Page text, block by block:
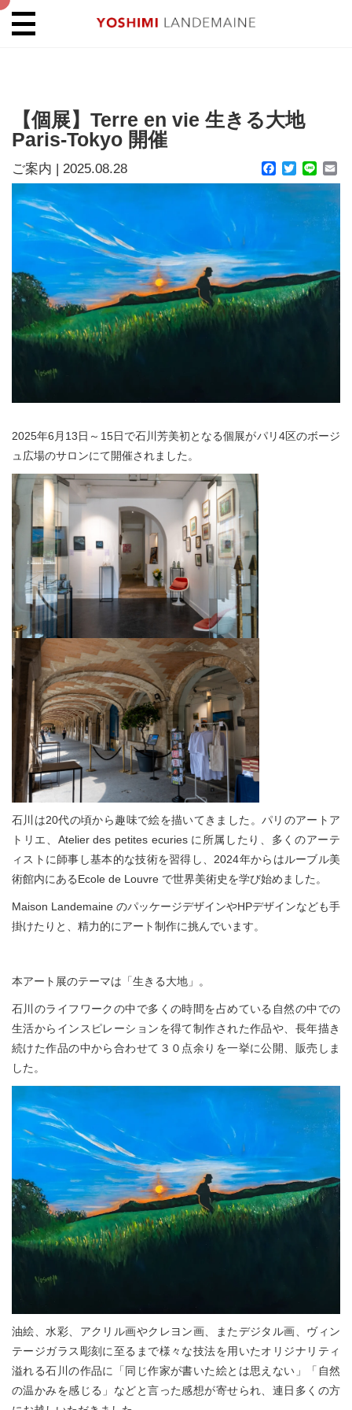
【個展】Terre en vie 生きる大地
Paris-Tokyo 開催
ご案内 | 2025.08.28 Facebook
Twitter
Line
2025年6月13日～15日で石川芳美初となる個展がパリ4区のボージ
ュ広場のサロンにて開催されました。
石川は20代の頃から趣味で絵を描いてきました。パリのアートア
トリエ、Atelier des petites ecuries に所属したり、多くのアーテ
ィストに師事し基本的な技術を習得し、2024年からはルーブル美
術館内にあるEcole de Louvre で世界美術史を学び始めました。
Maison Landemaine のパッケージデザインやHPデザインなども手
掛けたりと、精力的にアート制作に挑んでいます。
本アート展のテーマは「生きる大地」。
石川のライフワークの中で多くの時間を占めている自然の中での
生活からインスピレーションを得て制作された作品や、長年描き
続けた作品の中から合わせて３０点余りを一挙に公開、販売しま
した。
油絵、水彩、アクリル画やクレヨン画、またデジタル画、ヴィン
テージガラス彫刻に至るまで様々な技法を用いたオリジナリティ
溢れる石川の作品に「同じ作家が書いた絵とは思えない」「自然
の温かみを感じる」などと言った感想が寄せられ、連日多くの方